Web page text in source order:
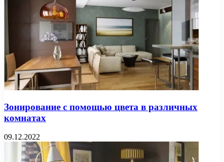
Зонирование с помощью цвета в различных
комнатах
09.12.2022